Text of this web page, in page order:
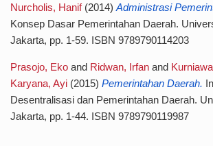
Nurcholis, Hanif(2014) Administrasi
Konsep Dasar Pemerintahan Daerah.
Jakarta, pp. 1-59. ISBN 9789790114203
Prasojo, Ekoand Ridwan, Irfanand
Karyana, Ayi(2015) Pemerintahan Daerah.
Desentralisasi dan Pemerintahan Daerah.
Jakarta, pp. 1-44. ISBN 9789790119987